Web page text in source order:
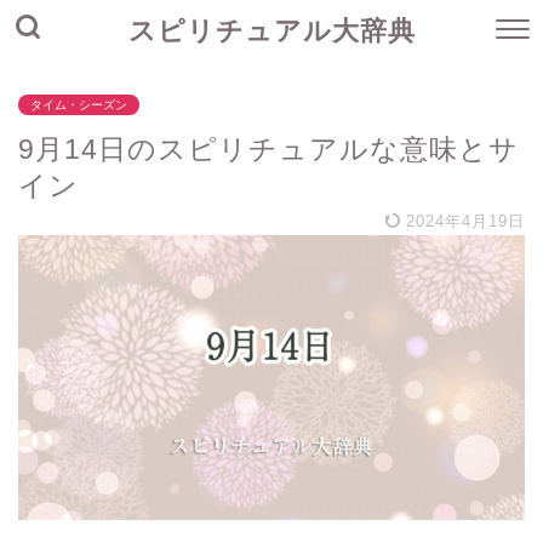
スピリチュアル大辞典
タイム・シーズン
9月14日のスピリチュアルな意味とサ
イン
2024年4月19日